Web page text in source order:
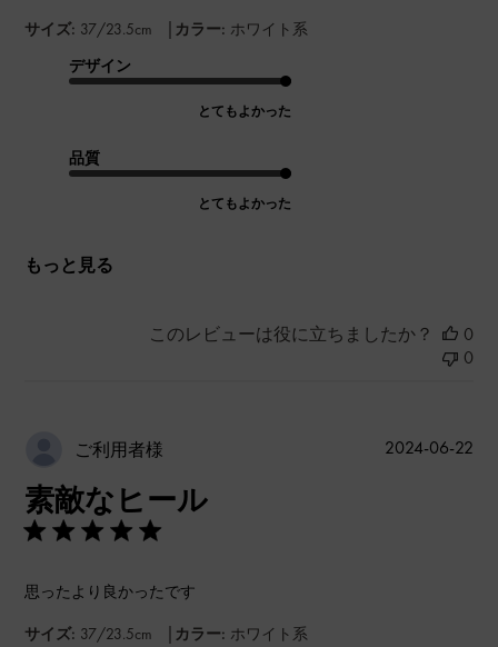
サイズ: 37/23.5cm | カラー: ホワイト系
デザイン
とてもよかった
品質
とてもよかった
もっと見る
このレビューは役に立ちましたか？
0
0
ご利用者様
素敵なヒール
思ったより良かったです
サイズ: 37/23.5cm | カラー: ホワイト系
公
2024-06-22